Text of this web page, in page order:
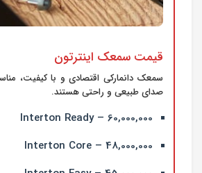
قیمت سمعک اینترتون
سمعک دانمارکی اقتصادی و با کیفیت،
صدای طبیعی و راحتی هستند.
Interton Ready – 60,000,000
Interton Core – 48,000,000